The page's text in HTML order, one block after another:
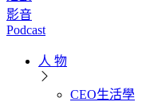
影音
Podcast
人 物
CEO生活學